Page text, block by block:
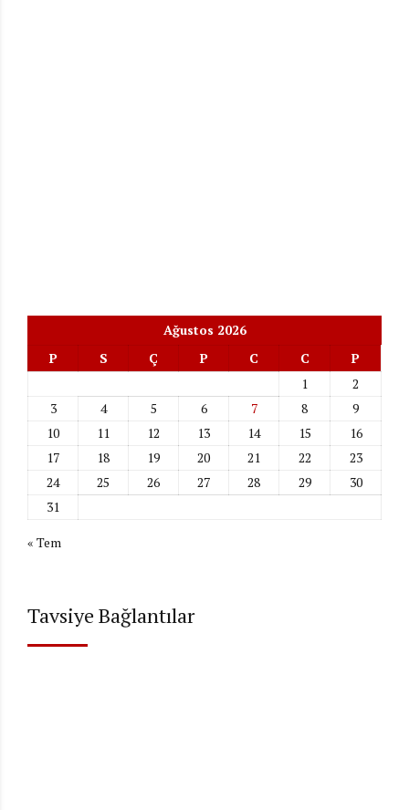
Ağustos 2026
P
S Ç P C C
P
1
2
3
4 5 6 7 8
9
10
11 12 13 14 15
16
17
18 19 20 21 22
23
24
25 26 27 28 29
30
31
« Tem
Tavsiye Bağlantılar